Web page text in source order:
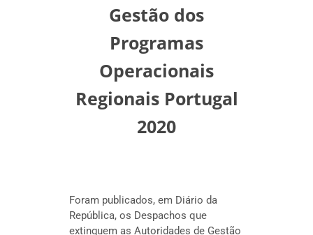
Gestão dos
Programas
Operacionais
Regionais Portugal
2020
Foram publicados, em Diário da
República, os Despachos que
extinguem as Autoridades de Gestão